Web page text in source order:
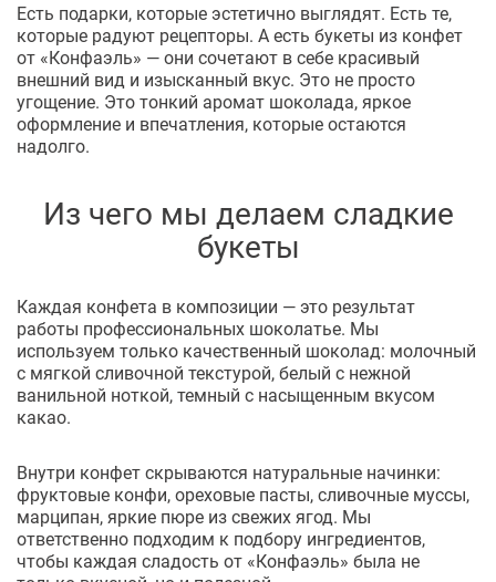
Есть подарки, которые эстетично выглядят. Есть те,
которые радуют рецепторы. А есть букеты из конфет
от «Конфаэль» — они сочетают в себе красивый
внешний вид и изысканный вкус. Это не просто
угощение. Это тонкий аромат шоколада, яркое
оформление и впечатления, которые остаются
надолго.
Из чего мы делаем сладкие
букеты
Каждая конфета в композиции — это результат
работы профессиональных шоколатье. Мы
используем только качественный шоколад: молочный
с мягкой сливочной текстурой, белый с нежной
ванильной ноткой, темный с насыщенным вкусом
какао.
Внутри конфет скрываются натуральные начинки:
фруктовые конфи, ореховые пасты, сливочные муссы,
марципан, яркие пюре из свежих ягод. Мы
ответственно подходим к подбору ингредиентов,
чтобы каждая сладость от «Конфаэль» была не